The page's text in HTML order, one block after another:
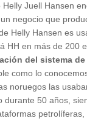
Juell Hansen
negocio que
Helly Hansen es
HH en más de
del sistema
como lo
noruegos las
durante 50 años,